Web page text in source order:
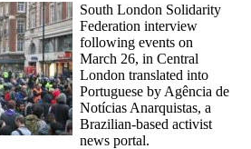
South London Solidarity
Federation interview
following events on
March 26, in Central
London translated into
Portuguese by Agência de
Notícias Anarquistas, a
Brazilian-based activist
news portal.